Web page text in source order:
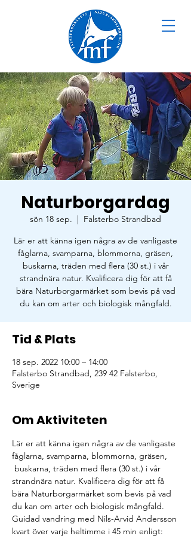
Naturborgardag
sön 18 sep.
  |
Falsterbo Strandbad
Lär er att känna igen några av de vanligaste
fåglarna, svamparna, blommorna, gräsen,
buskarna, träden med flera (30 st.) i vår
strandnära natur. Kvalificera dig för att få
bära Naturborgarmärket som bevis på vad
du kan om arter och biologisk mångfald.
Tid & Plats
18 sep. 2022 10:00 – 14:00
Falsterbo Strandbad, 239 42 Falsterbo,
Sverige
Om Aktiviteten
Lär er att känna igen några av de vanligaste
fåglarna, svamparna, blommorna, gräsen,
buskarna, träden med flera (30 st.) i vår
strandnära natur. Kvalificera dig för att få
bära Naturborgarmärket som bevis på vad
du kan om arter och biologisk mångfald.
Guidad vandring med Nils-Arvid Andersson
kvart över varje heltimme i 45 min enligt: